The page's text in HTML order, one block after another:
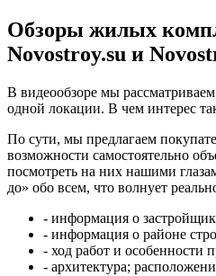
Обзоры жилых
Novostroy.su и
В видеообзоре мы
одной локации. В чем интерес
По сути, мы предлагаем
возможности самостоятельно
посмотреть на них нашими
до» обо всем, что волнует
- информация о
- информация о районе
- ход работ и особенности
- архитектура;